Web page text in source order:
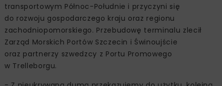
transportowym Północ-Południe i przyczyni się
do rozwoju gospodarczego kraju oraz regionu
zachodniopomorskiego. Przebudowę terminalu zlecił
Zarząd Morskich Portów Szczecin i Świnoujście
oraz partnerzy szwedzcy z Portu Promowego
w Trelleborgu.